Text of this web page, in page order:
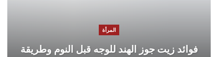
المرأة
فوائد زيت جوز الهند للوجه قبل النوم وطريقة